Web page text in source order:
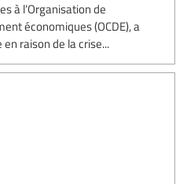
à l’Organisation de
économiques (OCDE), a
raison de la crise...